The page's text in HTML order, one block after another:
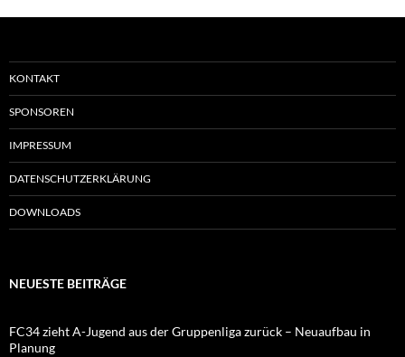
KONTAKT
SPONSOREN
IMPRESSUM
DATENSCHUTZERKLÄRUNG
DOWNLOADS
NEUESTE BEITRÄGE
FC34 zieht A-Jugend aus der Gruppenliga zurück – Neuaufbau in
Planung